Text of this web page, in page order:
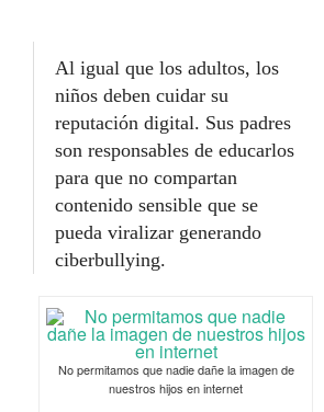
Al igual que los adultos, los
niños deben cuidar su
reputación digital. Sus padres
son responsables de educarlos
para que no compartan
contenido sensible que se
pueda viralizar generando
ciberbullying.
No permitamos que nadie dañe la imagen de
nuestros hijos en internet